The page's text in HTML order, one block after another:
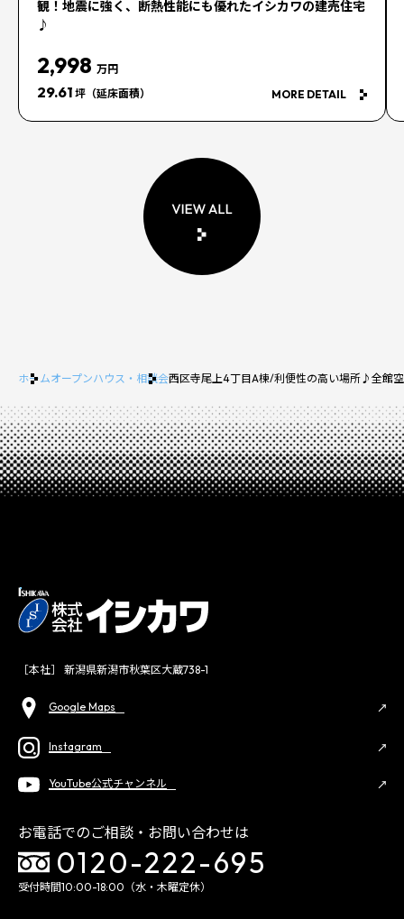
観！地震に強く、断熱性能にも優れたイシカワの建売住宅
♪
2,998 万円
29.61 坪（延床面積） MORE DETAIL
ホームオープンハウス・相談会西区寺尾上4丁目A棟/利便性の高い場所♪全館
［本社］ 新潟県新潟市秋葉区大蔵738-1
Google Maps
Instagram
YouTube公式チャンネル
お電話でのご相談・お問い合わせは
0120-222-695
受付時間10:00-18:00（水・木曜定休）